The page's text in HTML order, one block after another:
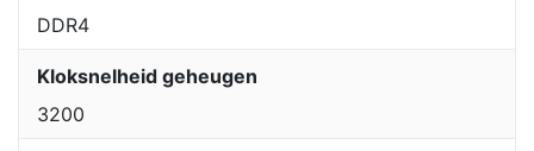
DDR4
Kloksnelheid geheugen
3200